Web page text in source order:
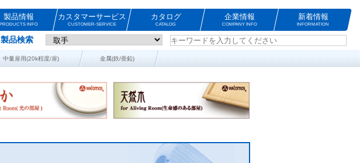
製品情報
PRODUCTS INFO
カスタマーサービス
CUSTOMER-SERVICE
カタログ
CATALOG
企業情報
COMPANY INFO
新着情報
INFORMATION
製品検索
中量扉用(20k程度/扉) 金属(鉄/亜鉛)